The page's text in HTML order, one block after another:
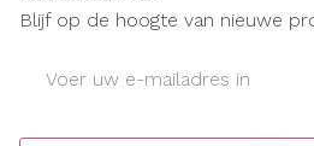
Blijf op de hoogte van nieuwe